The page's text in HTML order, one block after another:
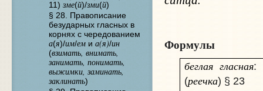
11) зме(й)/зми(й)
§ 28. Правописание
безударных гласных в
корнях с чередованием
а(я)/им/еми а(я)/ин
(взимать, внимать,
занимать, понимать,
выжимки, заминать,
заклинать)
Формулы
беглая гласная:
(реечка) § 23